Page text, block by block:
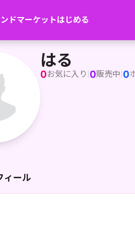
ドマーケットはじめる
はる
0お気に入り |0販売中|0
ィール